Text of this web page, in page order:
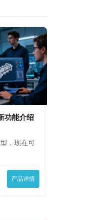
功能介绍
，现在可
产品详情